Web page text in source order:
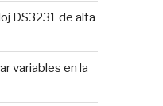
DS3231 de alta
variables en la